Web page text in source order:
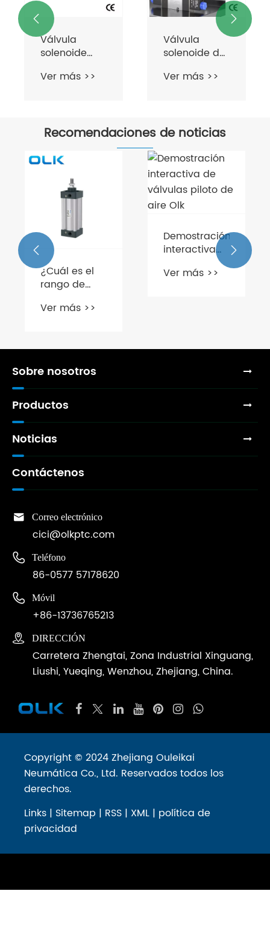
Válvula
solenoide
vías
Ver más >>
Válvula
solenoide de
Ver más >>
 
Recomendaciones de noticias
¿Cuál es el
rango de
del entorno
estándar de
la serie SU?
Ver más >>
Demostración
interactiva
de válvulas
piloto de aire
Ver más >>
 
Sobre nosotros
Productos
Noticias
Contáctenos
 Correo electrónico
cici@olkptc.com
 Teléfono
86-0577 57178620
 Móvil
+86-13736765213
 DIRECCIÓN
Carretera Zhengtai, Zona Industrial Xinguang,
Liushi, Yueqing, Wenzhou, Zhejiang, China.
Copyright © 2024 Zhejiang Ouleikai
Neumática Co., Ltd. Reservados todos los
derechos.
Links | Sitemap | RSS | XML | política de
privacidad